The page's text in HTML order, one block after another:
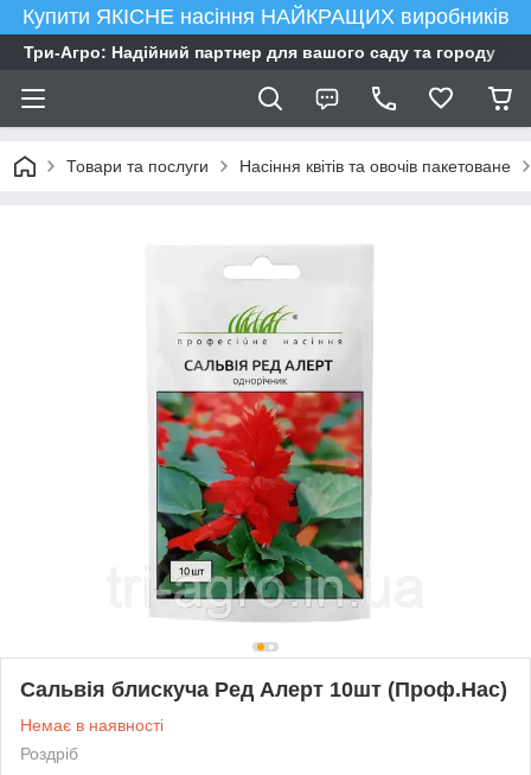
Купити ЯКІСНЕ насіння НАЙКРАЩИХ виробників
Три-Агро: Надійний партнер для вашого саду та городу
Товари та послуги Насіння квітів та овочів пакетоване
Сальвія блискуча Ред Алерт 10шт (Проф.Нас)
Немає в наявності
Роздріб